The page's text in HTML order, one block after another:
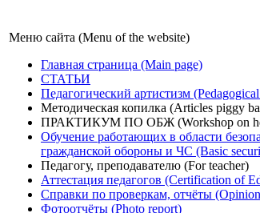
Меню сайта (Menu of the website)
Главная страница (Main page)
СТАТЬИ
Педагогический артистизм
Методическая копилка (Articles piggy
ПРАКТИКУМ ПО ОБЖ (Workshop on
Обучение работающих в области
гражданской обороны и ЧС (Basic
Педагогу, преподавателю (For teacher)
Аттестация педагогов (Certification of
Справки по проверкам, отчёты
Фотоотчёты (Photo report)